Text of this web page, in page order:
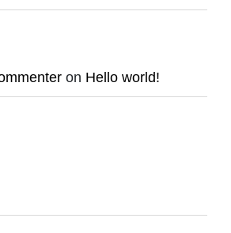
on Hello world!